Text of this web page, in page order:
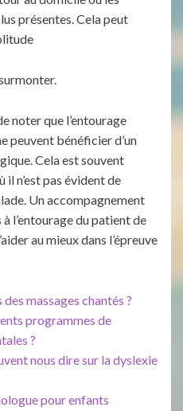
présentes. Cela peut
noter que l’entourage
peuvent bénéficier d’un
Cela est souvent
il n’est pas évident de
Un accompagnement
l’entourage du patient de
au mieux dans l’épreuve
massages chantés ?
programmes de
?
nous dire sur la dyslexie
pour enfants